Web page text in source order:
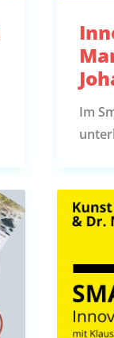
Im